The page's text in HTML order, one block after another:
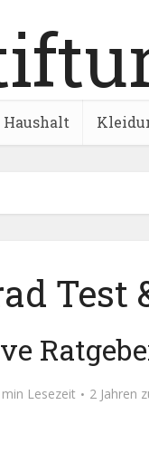
Haushalt
Test
Lesezeit 2 Jahren